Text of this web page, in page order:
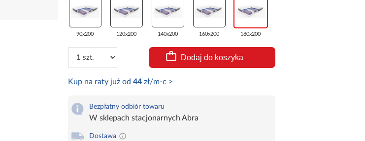
90x200 120x200 140x200 160x200 180x200
Dodaj do koszyka
Kup na raty już od 44zł/m-c >
Bezpłatny odbiór towaru
W sklepach stacjonarnych Abra
Dostawa